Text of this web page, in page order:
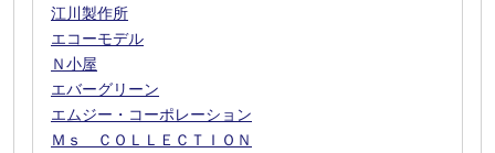
江川製作所
エコーモデル
Ｎ小屋
エバーグリーン
エムジー・コーポレーション
Ｍｓ ＣＯＬＬＥＣＴＩＯＮ